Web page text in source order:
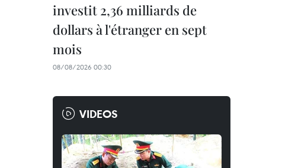
investit 2,36 milliards de
dollars à l'étranger en sept
mois
08/08/2026 00:30
VIDEOS